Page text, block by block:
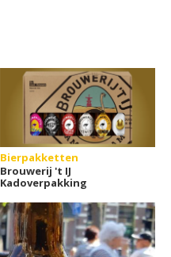
Bierpakketten
Brouwerij 't IJ
Kadoverpakking